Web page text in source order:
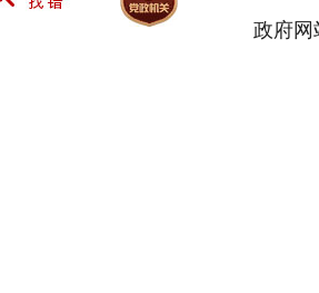
政府网